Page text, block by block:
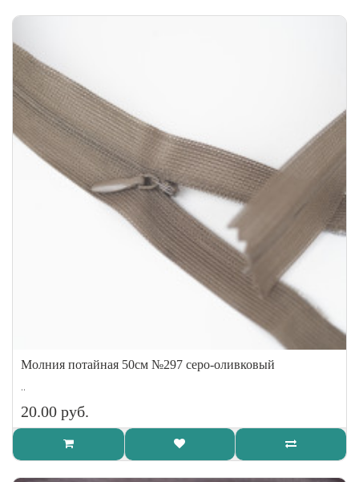
Молния потайная 50см №297 серо-оливковый
..
20.00 руб.